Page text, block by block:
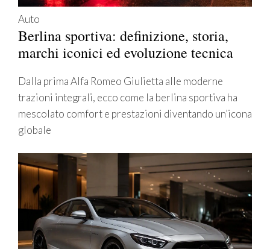
Auto
Berlina sportiva: definizione, storia,
marchi iconici ed evoluzione tecnica
Dalla prima Alfa Romeo Giulietta alle moderne
trazioni integrali, ecco come la berlina sportiva ha
mescolato comfort e prestazioni diventando un’icona
globale